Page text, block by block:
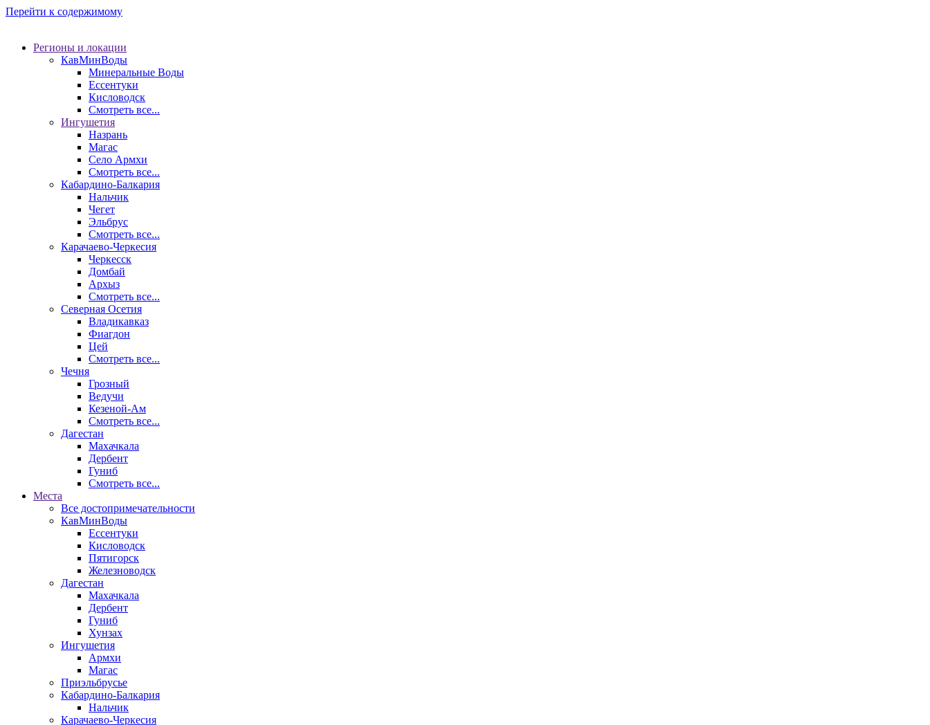
Перейти к содержимому
Регионы и локации
КавМинВоды
Минеральные Воды
Ессентуки
Кисловодск
Смотреть все...
Ингушетия
Назрань
Магас
Село Армхи
Смотреть все...
Кабардино-Балкария
Нальчик
Чегет
Эльбрус
Смотреть все...
Карачаево-Черкесия
Черкесск
Домбай
Архыз
Смотреть все...
Северная Осетия
Владикавказ
Фиагдон
Цей
Смотреть все...
Чечня
Грозный
Ведучи
Кезеной-Ам
Смотреть все...
Дагестан
Махачкала
Дербент
Гуниб
Смотреть все...
Места
Все достопримечательности
КавМинВоды
Ессентуки
Кисловодск
Пятигорск
Железноводск
Дагестан
Махачкала
Дербент
Гуниб
Хунзах
Ингушетия
Армхи
Магас
Приэльбрусье
Кабардино-Балкария
Нальчик
Карачаево-Черкесия